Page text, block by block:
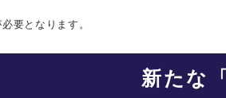
要となります。
新たな